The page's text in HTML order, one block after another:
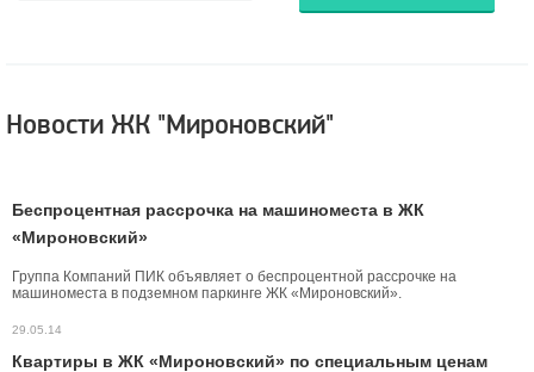
Новости ЖК "Мироновский"
Беспроцентная рассрочка на машиноместа в ЖК
«Мироновский»
Группа Компаний ПИК объявляет о беспроцентной рассрочке на
машиноместа в подземном паркинге ЖК «Мироновский».
29.05.14
Квартиры в ЖК «Мироновский» по специальным ценам